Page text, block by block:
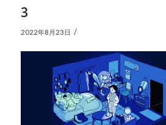
3
2022年8月23日 /